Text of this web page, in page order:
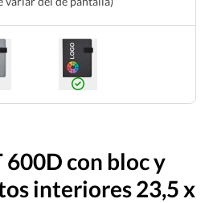
600D con bloc y
interiores 23,5 x